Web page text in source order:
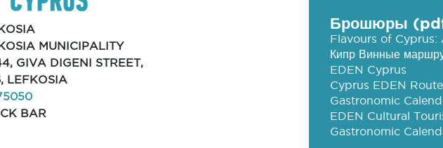
MUNICIPALITY
GIVA DIGENI STREET,
LEFKOSIA
BAR
Брошюры
Flavours of
Кипр Винные
EDEN Cyprus
Cyprus EDEN
Gastronomic
EDEN Cultural
Gastronomic